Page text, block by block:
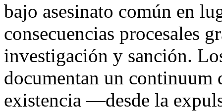
bajo asesinato común en
consecuencias procesales
investigación y sanción.
documentan un continuum
existencia —desde la